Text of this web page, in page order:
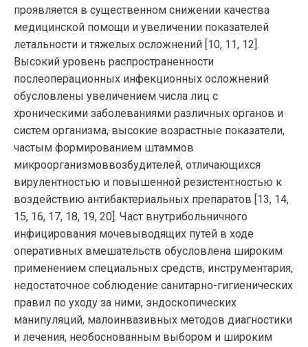
проявляется в существенном снижении качества
медицинской помощи и увеличении показателей
летальности и тяжелых осложнений [10, 11, 12].
Высокий уровень распространенности
послеоперационных инфекционных осложнений
обусловлены увеличением числа лиц с
хроническими заболеваниями различных органов и
систем организма, высокие возрастные показатели,
частым формированием штаммов
микроорганизмоввозбудителей, отличающихся
вирулентностью и повышенной резистентностью к
воздействию антибактериальных препаратов [13, 14,
15, 16, 17, 18, 19, 20]. Част внутрибольничного
инфицирования мочевыводящих путей в ходе
оперативных вмешательств обусловлена широким
применением специальных средств, инструментария,
недостаточное соблюдение санитарно-гигиенических
правил по уходу за ними, эндоскопических
манипуляций, малоинвазивных методов диагностики
и лечения, необоснованным выбором и широким